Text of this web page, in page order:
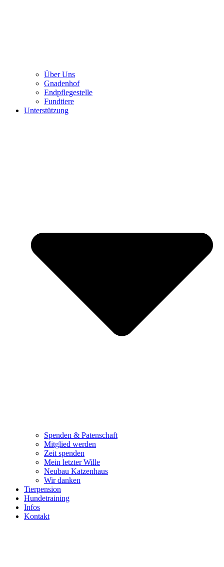
Über Uns
Gnadenhof
Endpflegestelle
Fundtiere
Unterstützung
Spenden & Patenschaft
Mitglied werden
Zeit spenden
Mein letzter Wille
Neubau Katzenhaus
Wir danken
Tierpension
Hundetraining
Infos
Kontakt